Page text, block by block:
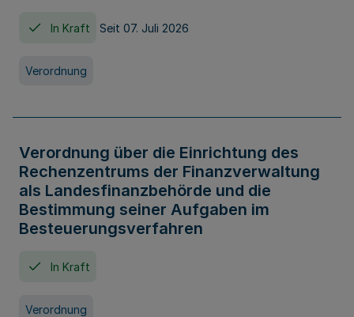
In Kraft Seit 07. Juli 2026
Verordnung
Verordnung über die Einrichtung des
Rechenzentrums der Finanzverwaltung
als Landesfinanzbehörde und die
Bestimmung seiner Aufgaben im
Besteuerungsverfahren
In Kraft
Verordnung